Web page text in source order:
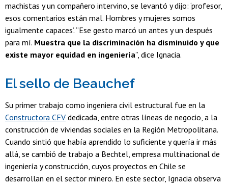
machistas y un compañero intervino, se levantó y dijo: ‘profesor,
esos comentarios están mal. Hombres y mujeres somos
igualmente capaces’. “Ese gesto marcó un antes y un después
para mí. Muestra que la discriminación ha disminuido y que
existe mayor equidad en ingeniería”, dice Ignacia.
El sello de Beauchef
Su primer trabajo como ingeniera civil estructural fue en la
Constructora CFV dedicada, entre otras líneas de negocio, a la
construcción de viviendas sociales en la Región Metropolitana.
Cuando sintió que había aprendido lo suficiente y quería ir más
allá, se cambió de trabajo a Bechtel, empresa multinacional de
ingeniería y construcción, cuyos proyectos en Chile se
desarrollan en el sector minero. En este sector, Ignacia observa